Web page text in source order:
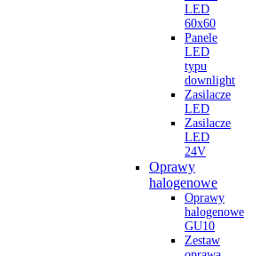
LED
60x60
Panele
LED
typu
downlight
Zasilacze
LED
Zasilacze
LED
24V
Oprawy
halogenowe
Oprawy
halogenowe
GU10
Zestaw